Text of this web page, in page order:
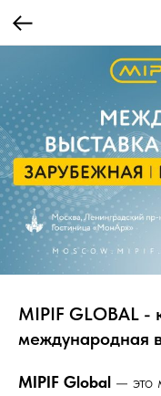
MIPIF GLOBAL -
международная
MIPIF Global — это